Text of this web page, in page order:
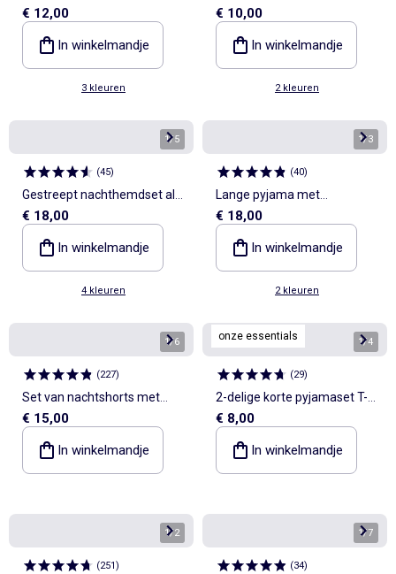
slaapzakpyjama
€ 12,00
In winkelmandje
3 kleuren
€ 10,00
In winkelmandje
2 kleuren
1/5
(45)
Gestreept nachthemdset all-
over
€ 18,00
In winkelmandje
4 kleuren
1/3
(40)
Lange pyjama met
stippenprint - 2-delig
€ 18,00
In winkelmandje
2 kleuren
1/6
(227)
Set van nachtshorts met
zakken - 2 stuks
€ 15,00
In winkelmandje
onze essentials 1/4
(29)
2-delige korte pyjamaset T-
shirt + short
€ 8,00
In winkelmandje
1/2
(251)
1/7
(34)